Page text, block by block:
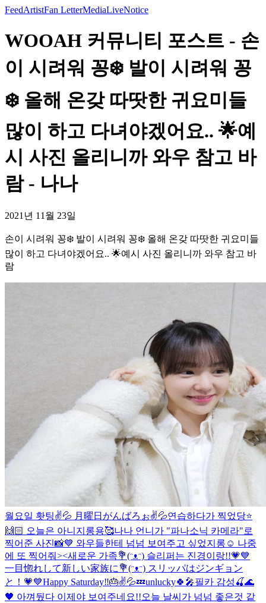
FeedArtistFan LetterMediaLiveNotice
WOOAH 커뮤니티 포스트 - 손
이 시려워 꽁❄️ 발이 시려워 꽁
❄️ 올해 온갖 따땃한 귀요미들
많이 하고 다녀야겠어요.. 🌟예
시 사진 올리니까 와우 참고 바
람 - 나나
2021년 11월 23일
손이 시려워 꽁❄️ 발이 시려워 꽁❄️ 올해 온갖 따땃한 귀요미들
많이 하고 다녀야겠어요.. 🌟예시 사진 올리니까 와우 참고 바
람
월요일 홧팅✌️💦 月曜日がんばろぉ✌️💦연습하다가 찍었당⭐️
🙌🏻 오늘은 아니지롱용🥰나나 언니가 "파나소닉 카메라"로
찍어준 사진📸💙 와우들한테 넘넘 보여주고 싶었지롱☺️ 나중
에 또 찍어줘><새로운 가족💐(ᵔᴥᵔ) 슬리퍼는 진경이랑!!💗💙
一目惚れして新しい家族に💐(ᵔᴥᵔ) スリッパはジンギョン
と！💗💙Happy Saturday‼️🎂✌️💦💤unlucky🍀🎤필카 감성🍒🌊
🖤 아껴뒀다 이제야 보여주네요!!오늘 날씨가 넘넘 좋은것 같